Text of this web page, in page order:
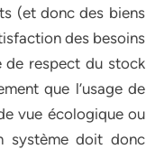
(et donc des biens
des besoins
de respect du stock
que l’usage de
vue écologique ou
système doit donc